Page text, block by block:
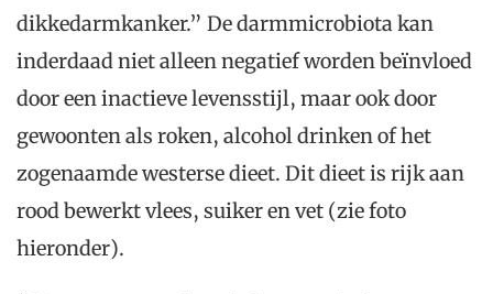
dikkedarmkanker.” De darmmicrobiota kan
inderdaad niet alleen negatief worden beïnvloed
door een inactieve levensstijl, maar ook door
gewoonten als roken, alcohol drinken of het
zogenaamde westerse dieet. Dit dieet is rijk aan
rood bewerkt vlees, suiker en vet (zie foto
hieronder).